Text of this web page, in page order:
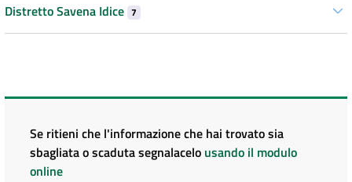
Distretto Savena Idice 7
Se ritieni che l'informazione che hai trovato sia
sbagliata o scaduta segnalacelo usando il modulo
online